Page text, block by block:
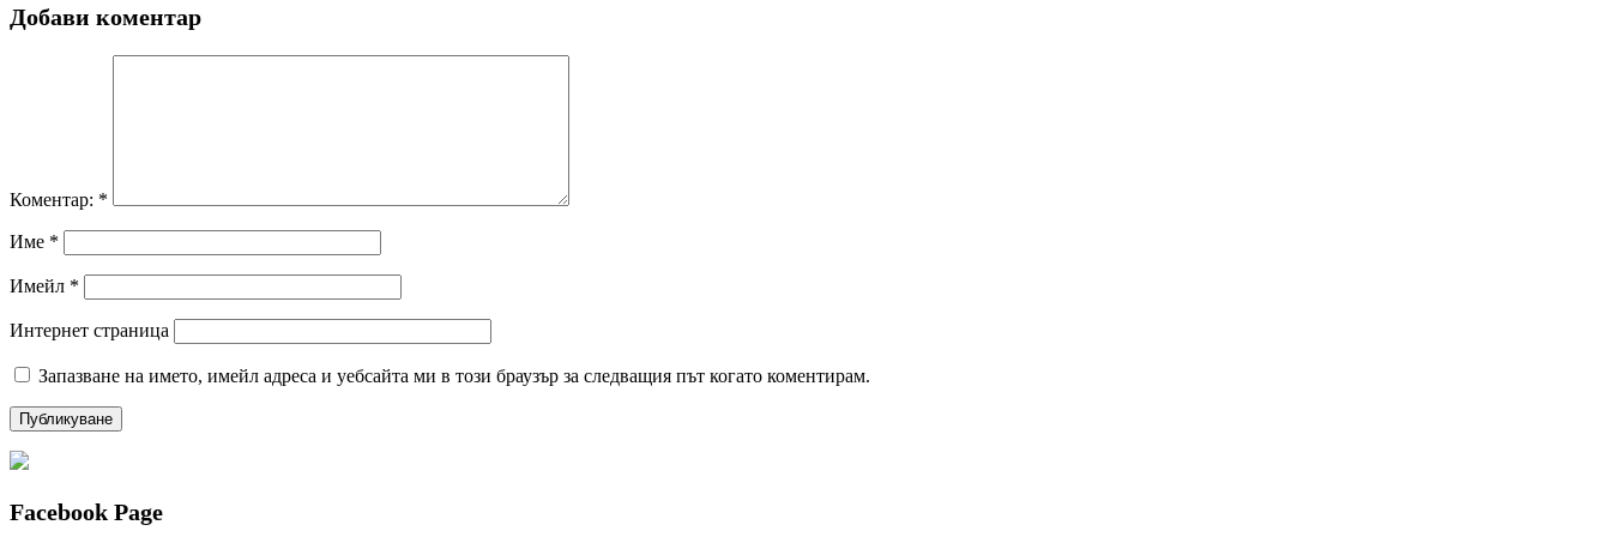
Добави коментар
Коментар: *
Име *
Имейл *
Интернет страница
Запазване на името, имейл адреса и уебсайта ми в този браузър за следващия път когато коментирам.
Facebook Page